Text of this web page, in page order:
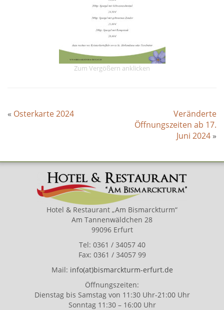
Zum Vergößern anklicken
« Osterkarte 2024
Veränderte
Öffnungszeiten ab 17.
Juni 2024 »
Hotel & Restaurant „Am Bismarckturm“
Am Tannenwäldchen 28
99096 Erfurt
Tel: 0361 / 34057 40
Fax: 0361 / 34057 99
Mail: info(at)bismarckturm-erfurt.de
Öffnungszeiten:
Dienstag bis Samstag von 11:30 Uhr-21:00 Uhr
Sonntag 11:30 – 16:00 Uhr